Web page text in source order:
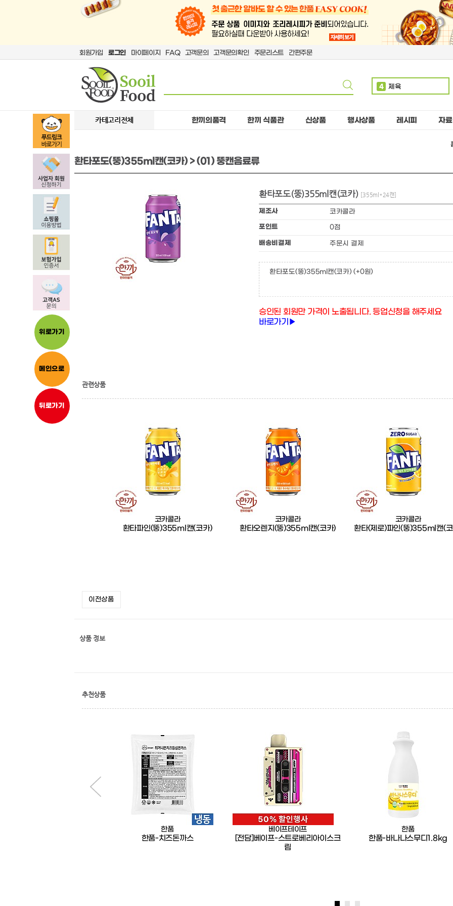
회원가입 로그인 마이페이지 FAQ 고객문의 고객문의확인 주문리스트 간편주문
4 제육
치킨
1 만두
위로가기
메인으로
뒤로가기
카테고리전체 한끼의품격 한끼 식품관 신상품 행사상품 레시피 자
환타포도(뚱)355ml캔(코카) > (01) 뚱캔음료류
환타포도(뚱)355ml캔(코카) [355ml*24캔]
제조사 코카콜라
포인트 0점
배송비결제 주문시 결제
환타포도(뚱)355ml캔(코카) (+0원)
승인된 회원만 가격이 노출됩니다. 등업신청을 해주세요
바로가기▶
관련상품
코카콜라
환타파인(뚱)355ml캔(코카)
코카콜라
환타오렌지(뚱)355ml캔(코카)
코카콜라
환타(제로)파인(뚱)355ml캔(
이전상품
상품 정보
추천상품
한품
한품-치즈돈까스
베이프테이프
[전담]베이프-스트로베리아이스크
림
한품
한품-바나나스무디1.8kg